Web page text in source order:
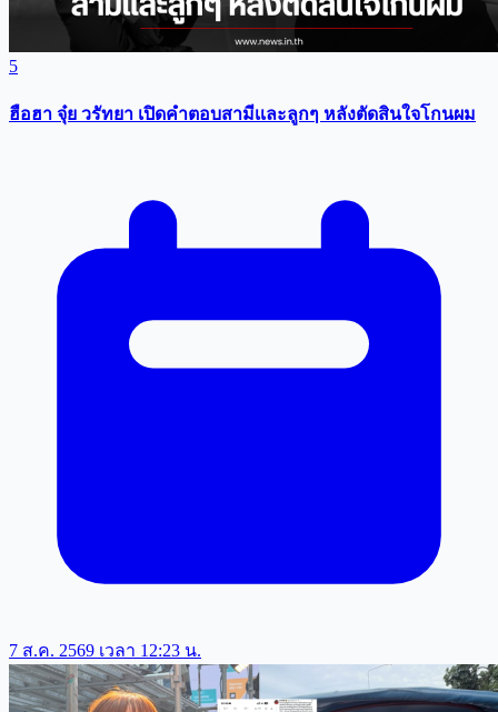
5
ฮือฮา จุ๋ย วรัทยา เปิดคำตอบสามีเเละลูกๆ หลังตัดสินใจโกนผม
7 ส.ค. 2569 เวลา 12:23 น.